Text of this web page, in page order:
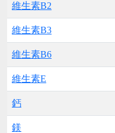
維生素B2
維生素B3
維生素B6
維生素E
鈣
鎂